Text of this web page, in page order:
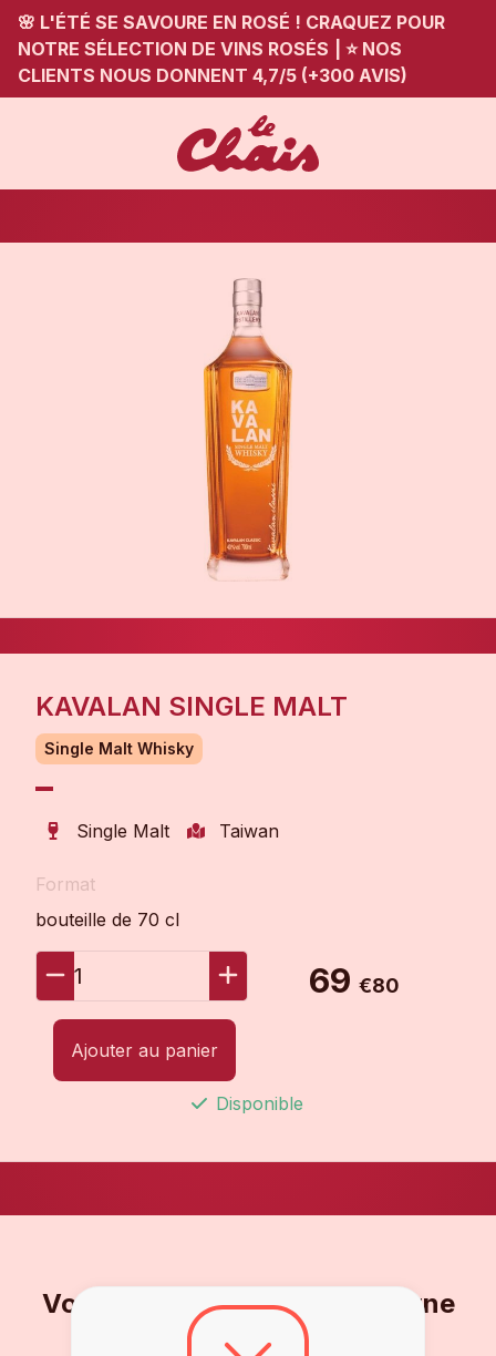
🌸 L'ÉTÉ SE SAVOURE EN ROSÉ ! CRAQUEZ POUR
NOTRE SÉLECTION DE VINS ROSÉS
⭐ NOS
CLIENTS NOUS DONNENT 4,7/5 (+300 AVIS)
KAVALAN SINGLE MALT
Single Malt Whisky
Single Malt Taiwan
Format
bouteille de 70 cl
1 69 €80
Ajouter au panier
Disponible
Vous ne voulez pas en rater une
goutte ?